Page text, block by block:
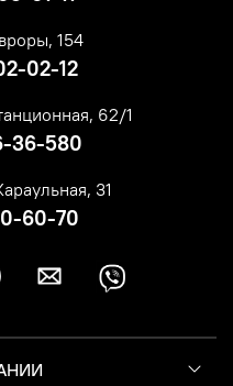
154
02-12
62/1
36-580
31
60-70